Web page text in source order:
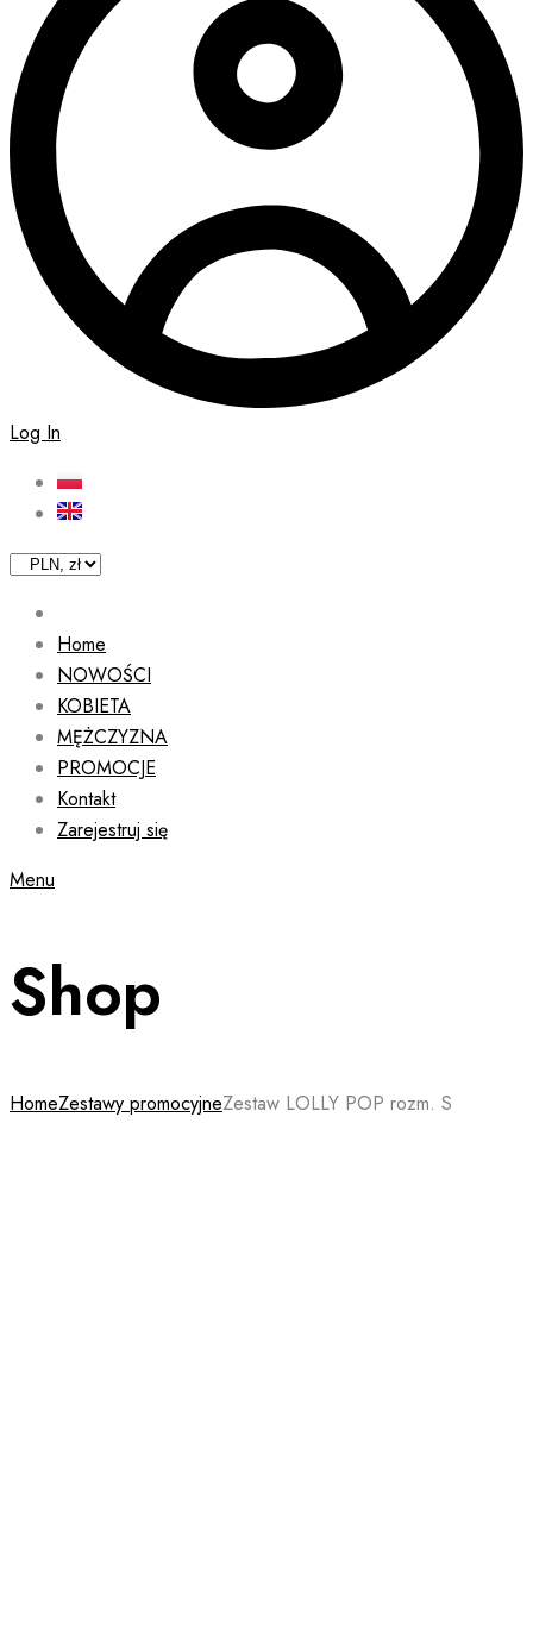
Log In
Home
NOWOŚCI
KOBIETA
MĘŻCZYZNA
PROMOCJE
Kontakt
Zarejestruj się
Menu
Shop
HomeZestawy promocyjneZestaw LOLLY POP rozm. S